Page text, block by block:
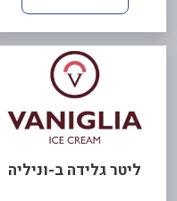
ליטר גלידה ב-וניליה